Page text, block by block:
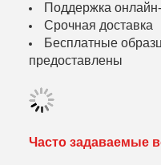
Поддержка
Срочная доставка
Бесплатные
предоставлены
Часто задаваемые